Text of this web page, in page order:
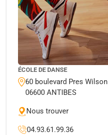
ÉCOLE DE DANSE
60 boulevard Pres Wilson
06600 ANTIBES
Nous trouver
04.93.61.99.36